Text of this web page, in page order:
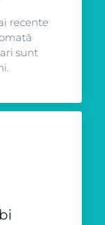
recente
sunt